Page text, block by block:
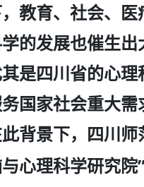
教育、社会、
的发展也催生
是四川省的心
国家社会重大
背景下，四川师
心理科学研究